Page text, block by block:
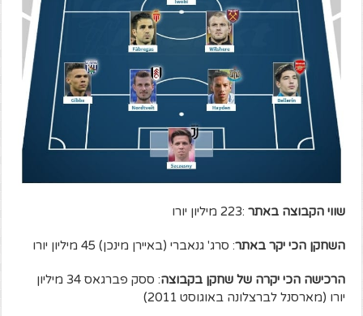
שווי הקבוצה באתר :223 מיליון יורו
השחקן הכי יקר באתר: סרג' גנאברי (באיירן מינכן) 45 מיליון יורו
הרכישה הכי יקרה של שחקן בקבוצה
: ססק פברגאס 34 מיליון
יורו (מארסנל לברצלונה באוגוסט 2011)